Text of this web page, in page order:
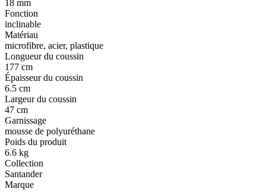
18 mm
Fonction
inclinable
Matériau
microfibre, acier, plastique
Longueur du coussin
177 cm
Épaisseur du coussin
6.5 cm
Largeur du coussin
47 cm
Garnissage
mousse de polyuréthane
Poids du produit
6.6 kg
Collection
Santander
Marque